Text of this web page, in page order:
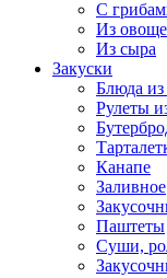
С
Из
Из сыра
Закуски
Блюда из
Рулеты
Канапе
Заливное
Паштеты
Суши,